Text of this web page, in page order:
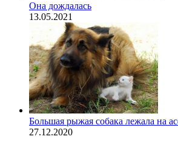
Она дождалась
13.05.2021
Большая рыжая собака лежала на
27.12.2020